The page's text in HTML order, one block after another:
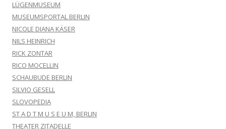
LÜGENMUSEUM
MUSEUMSPORTAL BERLIN
NICOLE DIANA KÄSER
NILS HEINRICH
RICK ZONTAR
RICO MOCELLIN
SCHAUBUDE BERLIN
SILVIO GESELL
SLOVOPEDIA
ST A D T M U S E U M, BERLIN
THEATER ZITADELLE